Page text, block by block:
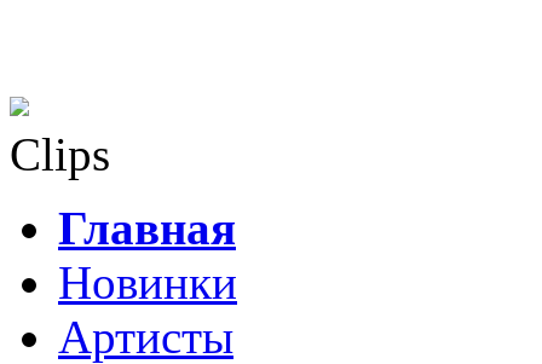
Clips
Главная
Новинки
Артисты